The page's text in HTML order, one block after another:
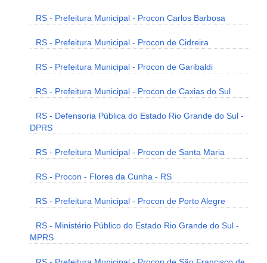
RS - Prefeitura Municipal - Procon Carlos Barbosa
RS - Prefeitura Municipal - Procon de Cidreira
RS - Prefeitura Municipal - Procon de Garibaldi
RS - Prefeitura Municipal - Procon de Caxias do Sul
RS - Defensoria Pública do Estado Rio Grande do Sul -
DPRS
RS - Prefeitura Municipal - Procon de Santa Maria
RS - Procon - Flores da Cunha - RS
RS - Prefeitura Municipal - Procon de Porto Alegre
RS - Ministério Público do Estado Rio Grande do Sul -
MPRS